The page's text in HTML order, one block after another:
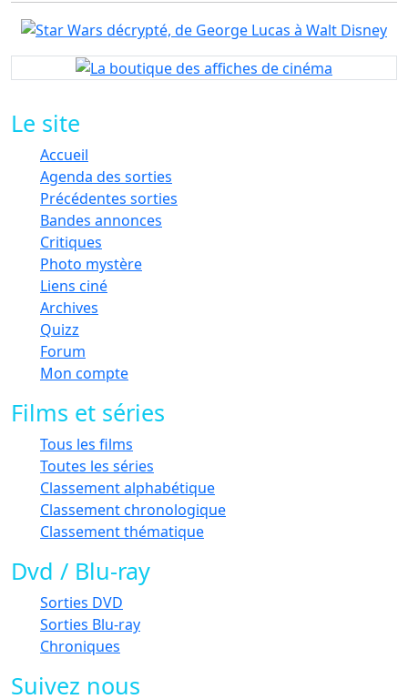
Le site
Accueil
Agenda des sorties
Précédentes sorties
Bandes annonces
Critiques
Photo mystère
Liens ciné
Archives
Quizz
Forum
Mon compte
Films et séries
Tous les films
Toutes les séries
Classement alphabétique
Classement chronologique
Classement thématique
Dvd / Blu-ray
Sorties DVD
Sorties Blu-ray
Chroniques
Suivez nous